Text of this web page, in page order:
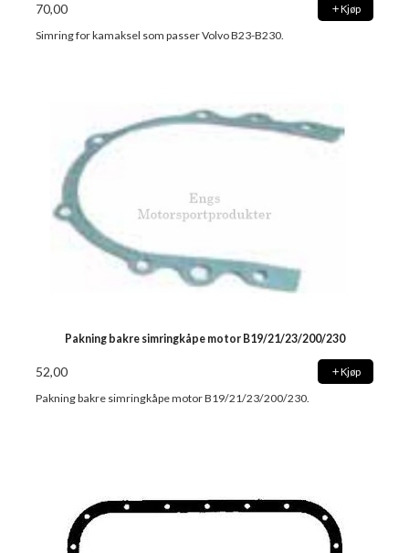
70,00 Kjøp
Simring for kamaksel som passer Volvo B23-B230.
Pakning bakre simringkåpe motor B19/21/23/200/230
52,00 Kjøp
Pakning bakre simringkåpe motor B19/21/23/200/230.